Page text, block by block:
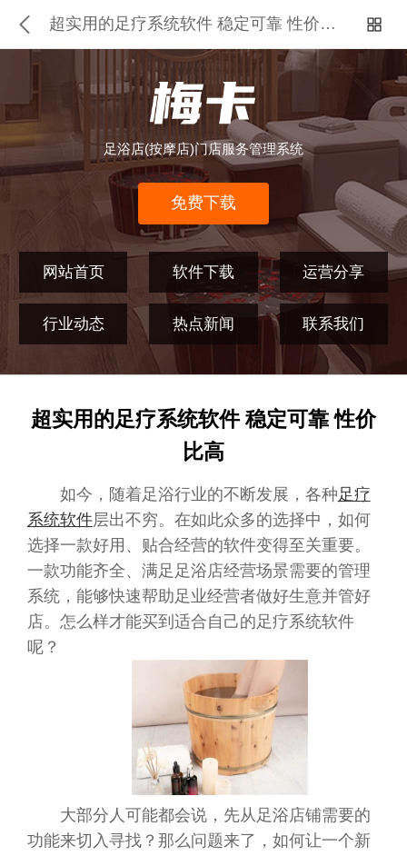
超实用的足疗系统软件 稳定可靠 性价比高
足浴店(按摩店)门店服务管理系统
免费下载
网站首页 软件下载 运营分享
行业动态 热点新闻 联系我们
超实用的足疗系统软件 稳定可靠 性价
比高
如今，随着足浴行业的不断发展，各种足疗
系统软件层出不穷。在如此众多的选择中，如何
选择一款好用、贴合经营的软件变得至关重要。
一款功能齐全、满足足浴店经营场景需要的管理
系统，能够快速帮助足业经营者做好生意并管好
店。怎么样才能买到适合自己的足疗系统软件
呢？
大部分人可能都会说，先从足浴店铺需要的
功能来切入寻找？那么问题来了，如何让一个新